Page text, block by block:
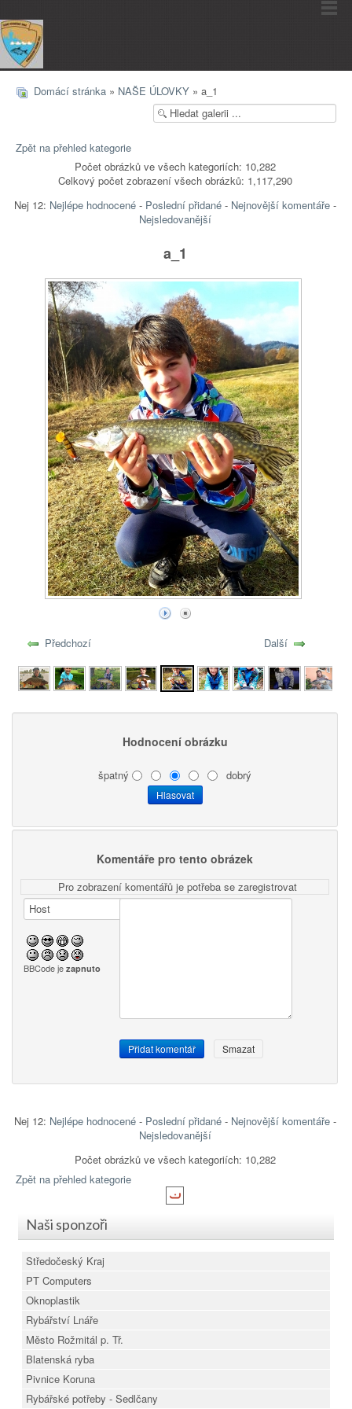
Domácí stránka » NAŠE ÚLOVKY » a_1
Zpět na přehled kategorie
Počet obrázků ve všech kategoriích: 10,282
Celkový počet zobrazení všech obrázků: 1,117,290
Nej 12: Nejlépe hodnocené- Poslední přidané- Nejnovější komentáře-
Nejsledovanější
a_1
Předchozí Další
Hodnocení obrázku
špatný dobrý
Komentáře pro tento obrázek
Pro zobrazení komentářů je potřeba se zaregistrovat
BBCode je zapnuto
Nej 12: Nejlépe hodnocené- Poslední přidané- Nejnovější komentáře-
Nejsledovanější
Počet obrázků ve všech kategoriích: 10,282
Zpět na přehled kategorie
Naši sponzoři
Středočeský Kraj
PT Computers
Oknoplastik
Rybářství Lnáře
Město Rožmitál p. Tř.
Blatenská ryba
Pivnice Koruna
Rybářské potřeby - Sedlčany